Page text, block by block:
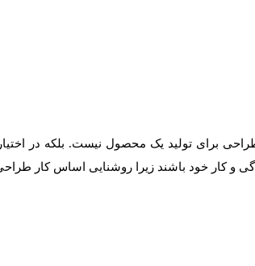
برای تولید یک محصول نیست. بلکه در
و کار خود باشند زیرا روشنایی اساس کار